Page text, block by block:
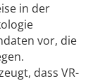
in der
vor, die
dass VR-